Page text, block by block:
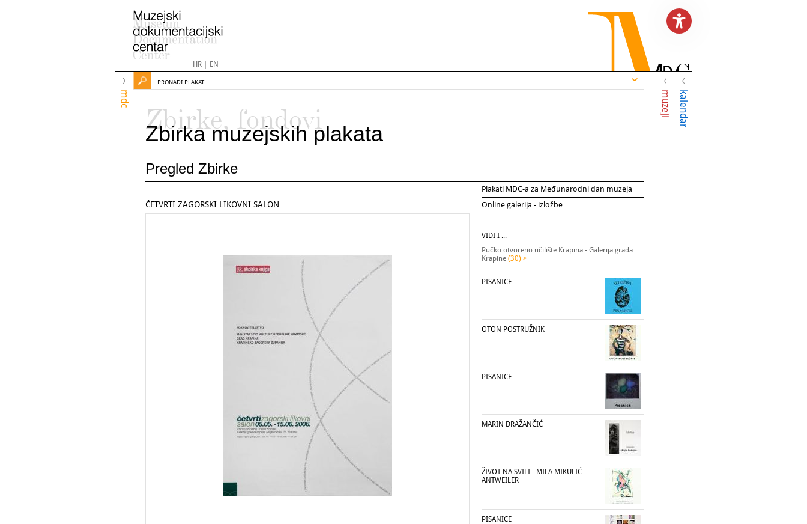
HR| EN
mdc muzeji kalendar
PRONAĐI PLAKAT
Zbirke, fondovi
Zbirka muzejskih plakata
Pregled Zbirke
Plakati MDC-a za Međunarodni dan muzeja
Online galerija - izložbe
ČETVRTI ZAGORSKI LIKOVNI SALON
VIDI I ...
Pučko otvoreno učilište Krapina - Galerija grada
Krapine (30) >
PISANICE
OTON POSTRUŽNIK
PISANICE
MARIN DRAŽANČIĆ
ŽIVOT NA SVILI - MILA MIKULIĆ -
ANTWEILER
PISANICE